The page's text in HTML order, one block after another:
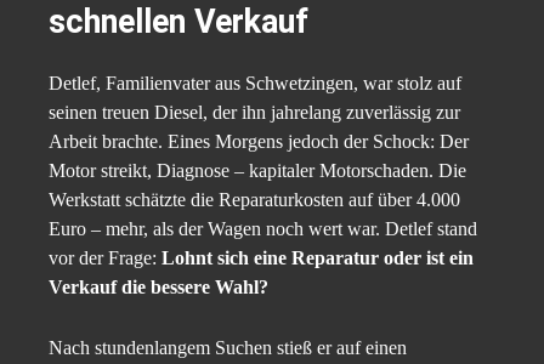
schnellen Verkauf
Detlef, Familienvater aus Schwetzingen, war stolz auf
seinen treuen Diesel, der ihn jahrelang zuverlässig zur
Arbeit brachte. Eines Morgens jedoch der Schock: Der
Motor streikt, Diagnose – kapitaler Motorschaden. Die
Werkstatt schätzte die Reparaturkosten auf über 4.000
Euro – mehr, als der Wagen noch wert war. Detlef stand
vor der Frage: Lohnt sich eine Reparatur oder ist ein
Verkauf die bessere Wahl?
Nach stundenlangem Suchen stieß er auf einen